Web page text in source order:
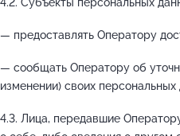
— предоставлять Оператору
— сообщать Оператору об
изменении) своих персональных
4.3. Лица, передавшие